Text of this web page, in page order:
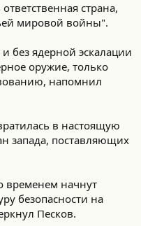
страна,
мировой войны".
без ядерной эскалации
оружие, только
напомнил
в настоящую
запада, поставляющих
временем начнут
безопасности на
Песков.